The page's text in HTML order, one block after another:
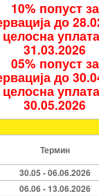
10% попуст за
до
целосна
31.03.2026
05% попуст за
до
целосна
30.05.2026
Термин
30.05 - 06.06.2026
06.06 - 13.06.2026